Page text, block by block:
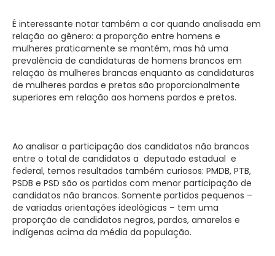
É interessante notar também a cor quando analisada em
relação ao gênero: a proporção entre homens e
mulheres praticamente se mantém, mas há uma
prevalência de candidaturas de homens brancos em
relação às mulheres brancas enquanto as candidaturas
de mulheres pardas e pretas são proporcionalmente
superiores em relação aos homens pardos e pretos.
Ao analisar a participação dos candidatos não brancos
entre o total de candidatos a deputado estadual e
federal, temos resultados também curiosos: PMDB, PTB,
PSDB e PSD são os partidos com menor participação de
candidatos não brancos. Somente partidos pequenos –
de variadas orientações ideológicas – tem uma
proporção de candidatos negros, pardos, amarelos e
indígenas acima da média da população.